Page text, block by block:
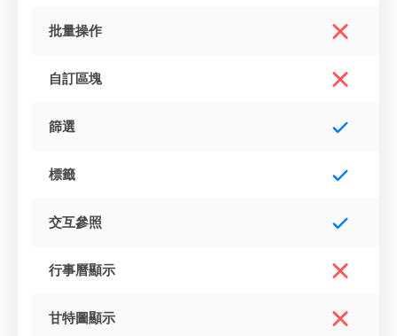
批量操作
自訂區塊
篩選
標籤
交互參照
行事曆顯示
甘特圖顯示